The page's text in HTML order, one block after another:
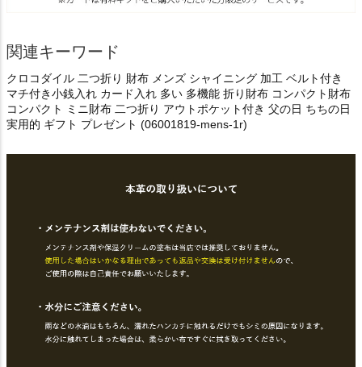
関連キーワード
クロコダイル 二つ折り 財布 メンズ シャイニング 加工 ベルト付き
マチ付き小銭入れ カード入れ 多い 多機能 折り財布 コンパクト財布
コンパクト ミニ財布 二つ折り アウトポケット付き 父の日 ちちの日
実用的 ギフト プレゼント (06001819-mens-1r)